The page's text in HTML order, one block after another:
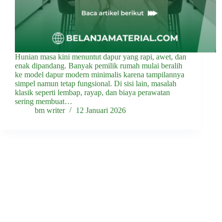
Hunian masa kini menuntut dapur yang rapi, awet, dan
enak dipandang. Banyak pemilik rumah mulai beralih
ke model dapur modern minimalis karena tampilannya
simpel namun tetap fungsional. Di sisi lain, masalah
klasik seperti lembap, rayap, dan biaya perawatan
sering membuat…
bm writer
12 Januari 2026